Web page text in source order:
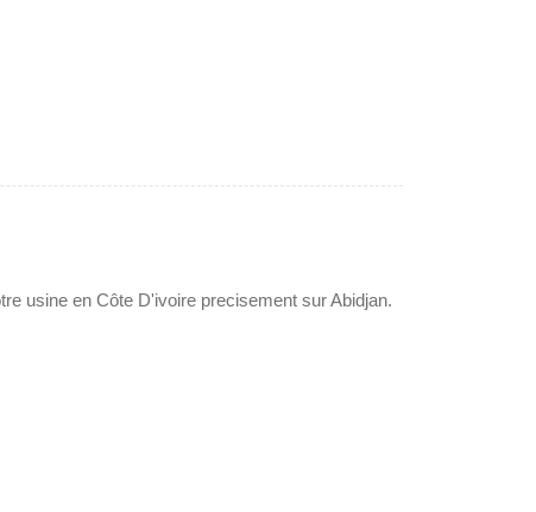
usine en Côte D'ivoire precisement sur Abidjan.